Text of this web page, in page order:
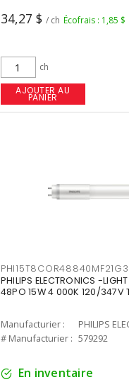
34,27 $ / ch Écofrais : 1,85 $
ch
AJOUTER AU
PANIER
PHILIPS ELECTRONICS -
48PO 15W 4 000K 120/347V
Manufacturier :
PHILIPS
# Manufacturier : 579292
En inventaire